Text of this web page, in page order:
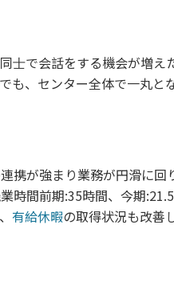
で会話をする機会が増え
も、センター全体で⼀丸と
携が強まり業務が円滑に回
時間前期:35時間、今期
有給休暇の取得状況も改善